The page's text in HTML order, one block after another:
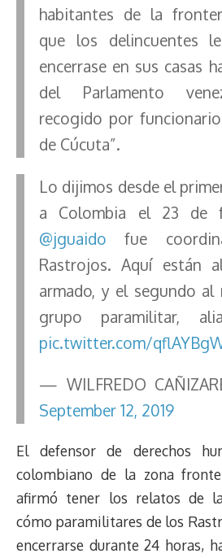
habitantes de la
que los delincuentes
encerrase en sus casas
del Parlamento
recogido por
de Cúcuta”.
Lo dijimos desde el
a Colombia el 23 de
@jguaido fue
Rastrojos. Aquí están
armado, y el segundo al
grupo paramilitar,
pic.twitter.com/
— WILFREDO
September 12, 2019
El defensor de derechos
colombiano de la zona
afirmó tener los relatos de
cómo paramilitares de los
encerrarse durante 24 horas,